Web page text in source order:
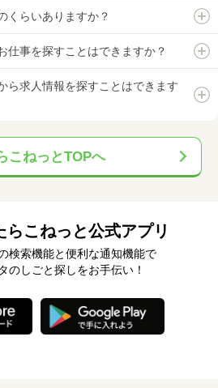
くらいありますか？
仕事を探すことはできますか？
ら求人情報を探すことはできます
こねっとTOPへ
らこねっと公式アプリ
検索機能と便利な通知機能で
のしごと探しをお手伝い！